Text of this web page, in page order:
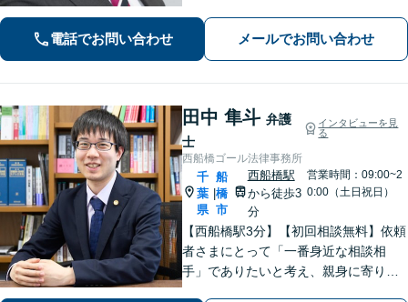
にしておりますので、ささいなお悩み
でも遠慮なくお聞かせください。【電
話・WEB面談可】
電話でお問い合わせ メールでお問い合わせ
田中 隼斗 弁護
士
インタビューを見
る
西船橋ゴール法律事務所
千
葉
県
|
船
橋
市
西船橋駅
から徒歩3
分
営業時間：09:00~2
0:00（土日祝日）
【西船橋駅3分】【初回相談無料】依頼
者さまにとって「一番身近な相談相
手」でありたいと考え、親身に寄り添